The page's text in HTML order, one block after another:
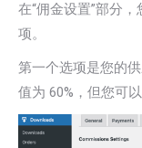
在“佣金设置”部分
项。
第一个选项是您的
值为 60%，但您可